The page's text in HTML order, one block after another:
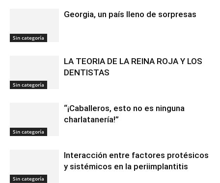
Sin categoría
Georgia, un país lleno de sorpresas
Sin categoría
LA TEORIA DE LA REINA ROJA Y LOS
DENTISTAS
Sin categoría
“¡Caballeros, esto no es ninguna
charlatanería!”
Sin categoría
Interacción entre factores protésicos
y sistémicos en la periimplantitis